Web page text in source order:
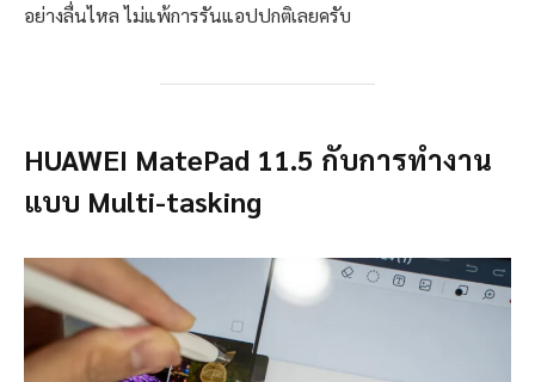
อย่างลื่นไหล ไม่แพ้การรันแอปปกติเลยครับ
HUAWEI MatePad 11.5 กับการทำงาน
แบบ Multi-tasking